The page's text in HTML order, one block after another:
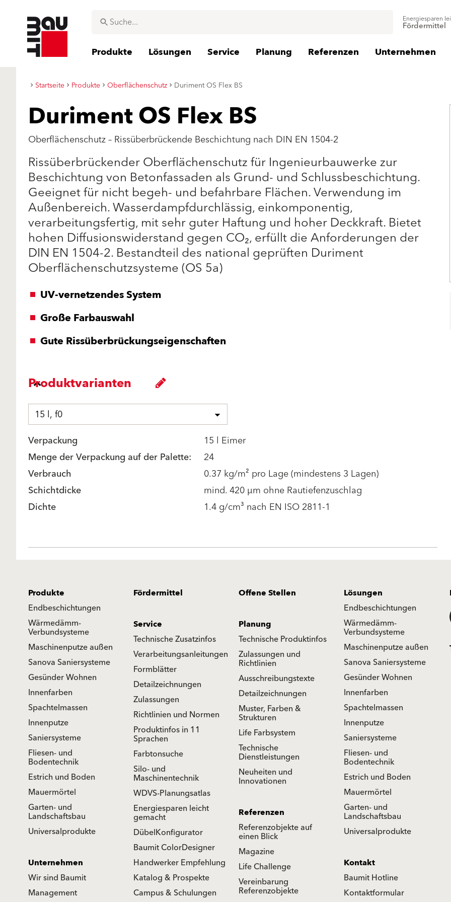
Energiesparen
Fördermittel
Produkte Lösungen Service Planung Referenzen Unternehmen
Startseite Produkte Oberflächenschutz Duriment OS Flex BS
Duriment OS Flex BS
Oberflächenschutz – Rissüberbrückende Beschichtung nach DIN EN 1504-2
Rissüberbrückender Oberflächenschutz für Ingenieurbauwerke zur
Beschichtung von Betonfassaden als Grund- und Schlussbeschichtung.
Geeignet für nicht begeh- und befahrbare Flächen. Verwendung im
Außenbereich. Wasserdampfdurchlässig, einkomponentig,
verarbeitungsfertig, mit sehr guter Haftung und hoher Deckkraft. Bietet
hohen Diffusionswiderstand gegen CO₂, erfüllt die Anforderungen der
DIN EN 1504-2. Bestandteil des national geprüften Duriment
Oberflächenschutzsysteme (OS 5a)
UV-vernetzendes System
Große Farbauswahl
Gute Rissüberbrückungseigenschaften
Produktvarianten
15 l, f0
Verpackung
15 l Eimer
Menge der Verpackung auf der Palette:
24
Verbrauch
0.37 kg/m² pro Lage (mindestens 3 Lagen)
Schichtdicke
mind. 420 µm ohne Rautiefenzuschlag
Dichte
1.4 g/cm³ nach EN ISO 2811-1
Produkte
Endbeschichtungen
Wärmedämm-
Verbundsysteme
Maschinenputze außen
Sanova Saniersysteme
Gesünder Wohnen
Innenfarben
Spachtelmassen
Innenputze
Saniersysteme
Fliesen- und
Bodentechnik
Estrich und Boden
Mauermörtel
Garten- und
Landschaftsbau
Universalprodukte
Fördermittel Offene Stellen
Lösungen
Endbeschichtungen
Wärmedämm-
Verbundsysteme
Maschinenputze außen
Sanova Saniersysteme
Gesünder Wohnen
Innenfarben
Spachtelmassen
Innenputze
Saniersysteme
Fliesen- und
Bodentechnik
Estrich und Boden
Mauermörtel
Garten- und
Landschaftsbau
Universalprodukte
Service
Technische Zusatzinfos
Verarbeitungsanleitungen
Formblätter
Detailzeichnungen
Zulassungen
Richtlinien und Normen
Produktinfos in 11
Sprachen
Farbtonsuche
Silo- und
Maschinentechnik
WDVS-Planungsatlas
Energiesparen leicht
gemacht
DübelKonfigurator
Baumit ColorDesigner
Handwerker Empfehlung
Katalog & Prospekte
Campus & Schulungen
Planung
Technische Produktinfos
Zulassungen und
Richtlinien
Ausschreibungstexte
Detailzeichnungen
Muster, Farben &
Strukturen
Life Farbsystem
Technische
Dienstleistungen
Neuheiten und
Innovationen
Referenzen
Referenzobjekte auf
einen Blick
Magazine
Life Challenge
Vereinbarung
Referenzobjekte
Unternehmen
Wir sind Baumit
Management
Kontakt
Baumit Hotline
Kontaktformular